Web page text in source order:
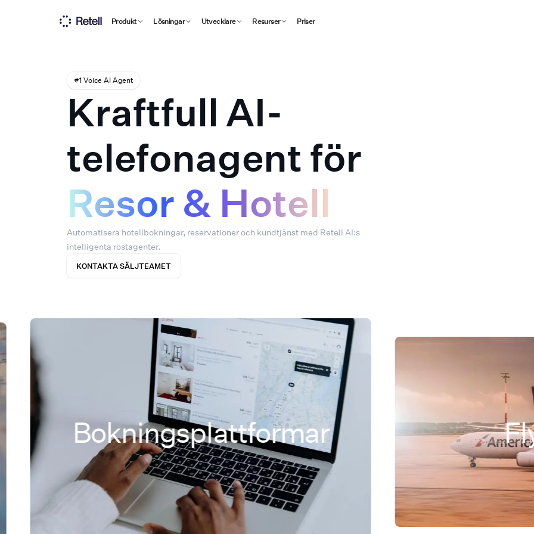
Produkt Lösningar Utvecklare Resurser Priser
#1 Voice AI Agent
Kraftfull AI-
telefonagent för
Resor & Hotell
Automatisera hotellbokningar, reservationer och kundtjänst med Retell AI:s
intelligenta röstagenter.
KONTAKTA SÄLJTEAMET
Bokningsplattformar